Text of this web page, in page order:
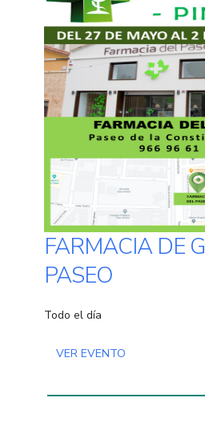
FARMACIA DE
PASEO
Todo el día
VER EVENTO